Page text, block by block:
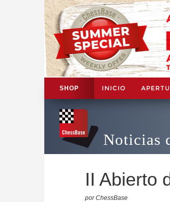
SHOP INICIO
Noticias
II Abierto
por ChessBase